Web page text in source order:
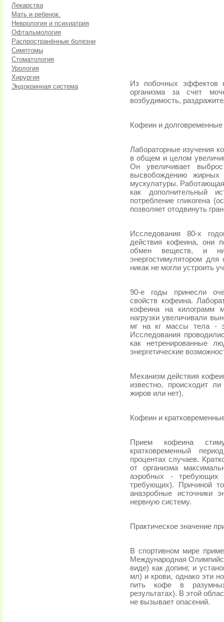
Лекарства
Мать и ребенок.
Неврология и психиатрия
Офтальмология
Распространённые болезни
Симптомы
Стоматология
Урология
Хирургия
Эндокринная система
Из побочных эффектов
организма за счет
возбудимость,
Кофеин и долговременные
Лабораторные изучения
в общем и целом
Он увеличивает
высвобождению
мускулатуры. Работающая
как дополнительный
потребление гликогена
позволяет отодвинуть
Исследования 80-х
действия кофеина, они
обмен веществ, и
энергостимулятором
никак не могли устроить
90-е годы принесли
свойств кофеина.
кофеина на килограмм
нагрузки увеличивали
мг на кг массы тела -
Исследования
как нетренированные
энергетические
Механизм действия
известно, происходит
жиров или нет).
Кофеин и
Прием кофеина
кратковременный
процентах случаев.
от организма
аэробных -
требующих). Причиной
анаэробные источники
нервную систему.
Практическое значение
В спортивном мире
Международная
виде) как допинг, и
мл) и крови, однако эти
пить кофе в
результатах). В этой
не вызывает опасений.